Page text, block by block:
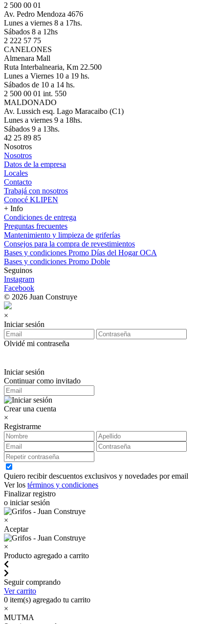
2 500 00 01
Av. Pedro Mendoza 4676
Lunes a viernes 8 a 17hs.
Sábados 8 a 12hs
2 222 57 75
CANELONES
Almenara Mall
Ruta Interbalnearia, Km 22.500
Lunes a Viernes 10 a 19 hs.
Sábados de 10 a 14 hs.
2 500 00 01 int. 550
MALDONADO
Av. Lussich esq. Lago Maracaibo (C1)
Lunes a viernes 9 a 18hs.
Sábados 9 a 13hs.
42 25 89 85
Nosotros
Nosotros
Datos de la empresa
Locales
Contacto
Trabajá con nosotros
Conocé KLIPEN
+ Info
Condiciones de entrega
Preguntas frecuentes
Mantenimiento y limpieza de griferías
Consejos para la compra de revestimientos
Bases y condiciones Promo Días del Hogar OCA
Bases y condiciones Promo Doble
Seguinos
Instagram
Facebook
© 2026 Juan Construye
×
Iniciar sesión
Olvidé mi contraseña
Iniciar sesión
Continuar como invitado
Crear una cuenta
×
Registrarme
Quiero recibir descuentos exclusivos y novedades por email
Ver los términos y condiciones
Finalizar registro
o iniciar sesión
×
Aceptar
×
Producto agregado a carrito
Seguir comprando
Ver carrito
0 item(s) agregado tu carrito
×
MUTMA